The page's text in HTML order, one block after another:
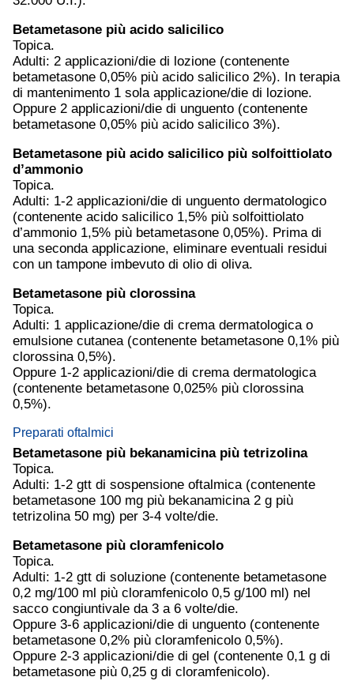
Betametasone più acido salicilico
Topica.
Adulti: 2 applicazioni/die di lozione (contenente
betametasone 0,05% più acido salicilico 2%). In terapia
di mantenimento 1 sola applicazione/die di lozione.
Oppure 2 applicazioni/die di unguento (contenente
betametasone 0,05% più acido salicilico 3%).
Betametasone più acido salicilico più solfoittiolato
d’ammonio
Topica.
Adulti: 1-2 applicazioni/die di unguento dermatologico
(contenente acido salicilico 1,5% più solfoittiolato
d’ammonio 1,5% più betametasone 0,05%). Prima di
una seconda applicazione, eliminare eventuali residui
con un tampone imbevuto di olio di oliva.
Betametasone più clorossina
Topica.
Adulti: 1 applicazione/die di crema dermatologica o
emulsione cutanea (contenente betametasone 0,1% più
clorossina 0,5%).
Oppure 1-2 applicazioni/die di crema dermatologica
(contenente betametasone 0,025% più clorossina
0,5%).
Preparati oftalmici
Betametasone più bekanamicina più tetrizolina
Topica.
Adulti: 1-2 gtt di sospensione oftalmica (contenente
betametasone 100 mg più bekanamicina 2 g più
tetrizolina 50 mg) per 3-4 volte/die.
Betametasone più cloramfenicolo
Topica.
Adulti: 1-2 gtt di soluzione (contenente betametasone
0,2 mg/100 ml più cloramfenicolo 0,5 g/100 ml) nel
sacco congiuntivale da 3 a 6 volte/die.
Oppure 3-6 applicazioni/die di unguento (contenente
betametasone 0,2% più cloramfenicolo 0,5%).
Oppure 2-3 applicazioni/die di gel (contenente 0,1 g di
betametasone più 0,25 g di cloramfenicolo).